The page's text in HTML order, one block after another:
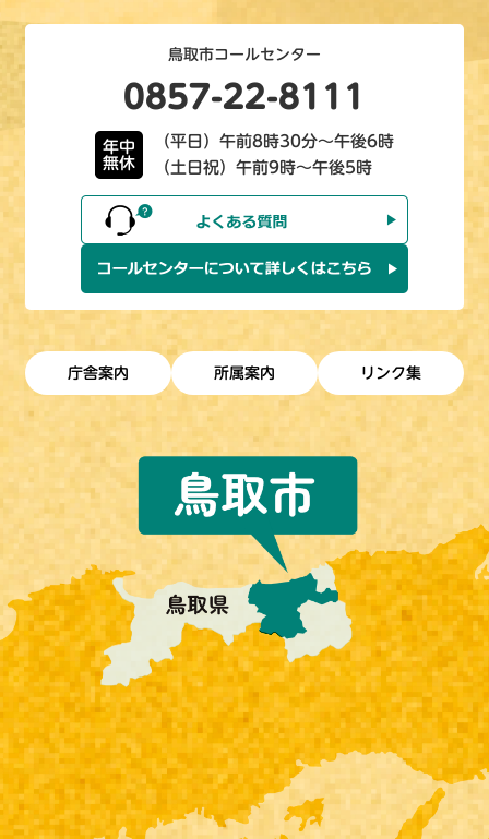
鳥取市コールセンター
0857-22-8111
年中
無休
（平日）午前8時30分～午後6時
（土日祝）午前9時～午後5時
庁舎案内 所属案内 リンク集